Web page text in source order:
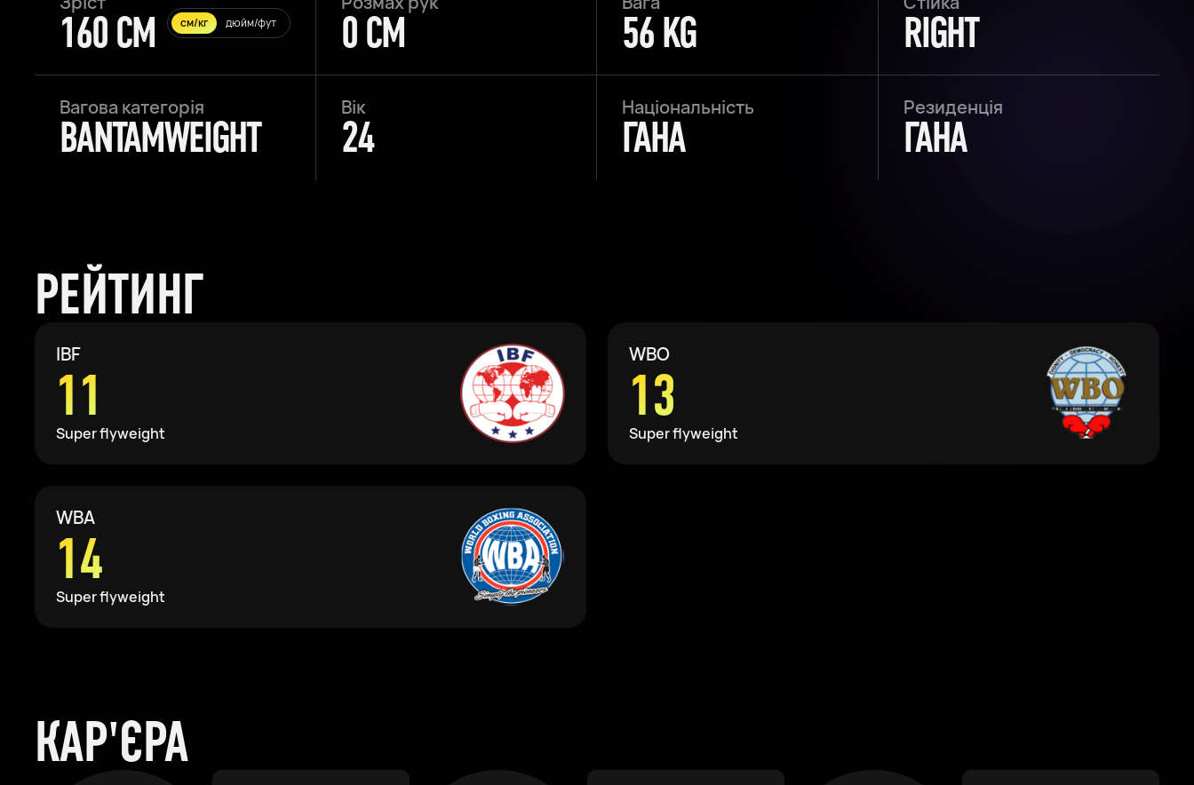
160 CM см/кг дюйм/фут 0 CM 56 KG RIGHT
Вагова категорія
BANTAMWEIGHT
Вік
24
Національність
ГАНА
Резиденція
ГАНА
РЕЙТИНГ
IBF
11
Super flyweight
WBO
13
Super flyweight
WBA
14
Super flyweight
КАР'ЄРА